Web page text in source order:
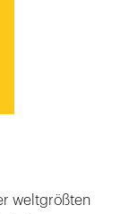
weltgrößten